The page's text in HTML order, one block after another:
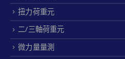
扭力荷重元
二/三軸荷重元
微力量量測